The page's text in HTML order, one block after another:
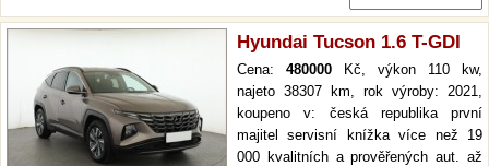
Hyundai Tucson 1.6 T-GDI
Cena: 480000 Kč, výkon 110 kw,
najeto 38307 km, rok výroby: 2021,
koupeno v: česká republika první
majitel servisní knížka více než 19
000 kvalitních a prověřených aut. až